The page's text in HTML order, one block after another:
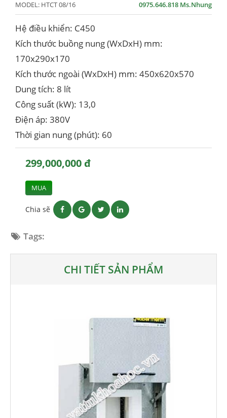
MODEL: HTCT 08/16 0975.646.818 Ms.Nhung
Hệ điều khiển: C450
Kích thước buồng nung (WxDxH) mm:
170x290x170
Kích thước ngoài (WxDxH) mm: 450x620x570
Dung tích: 8 lít
Công suất (kW): 13,0
Điện áp: 380V
Thời gian nung (phút): 60
299,000,000 đ
MUA
Chia sẽ
Tags:
CHI TIẾT SẢN PHẨM